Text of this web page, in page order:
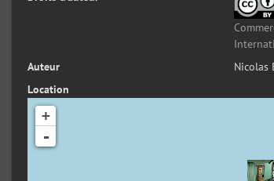
Auteur
Nicolas
Location
+
-